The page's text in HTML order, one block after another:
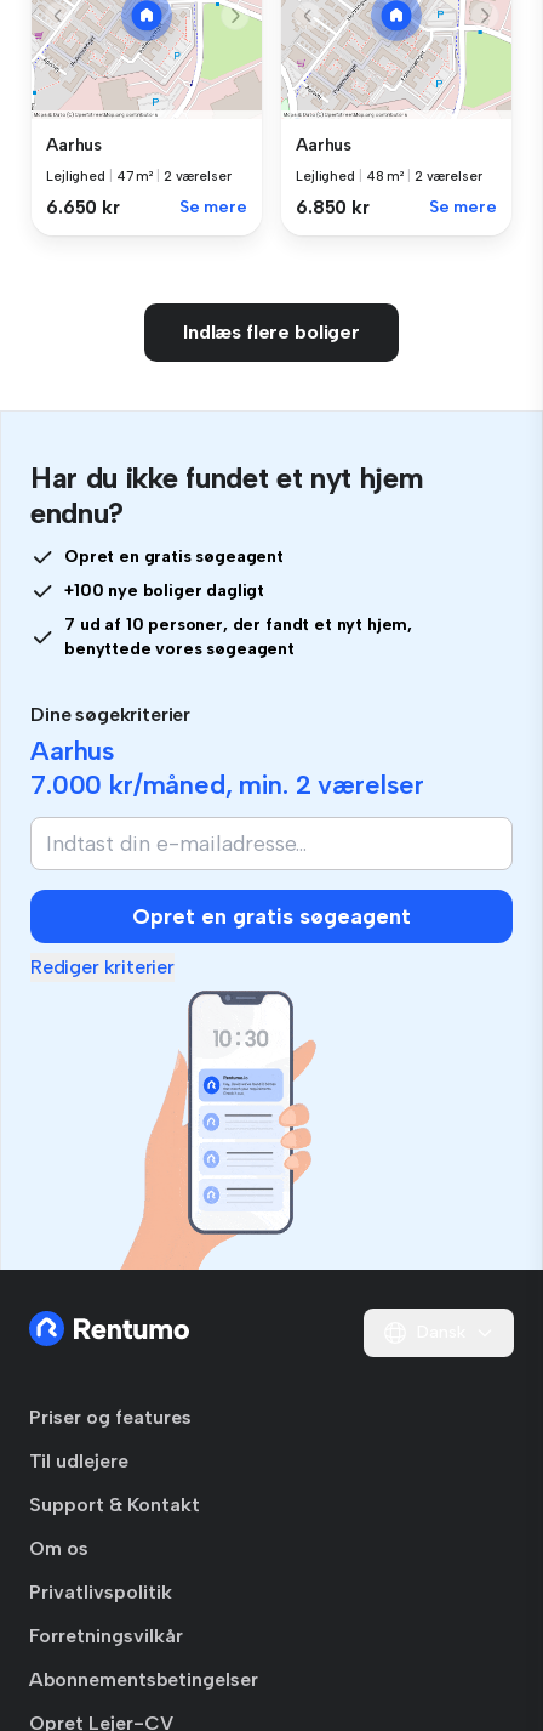
Aarhus
Lejlighed 47 m² 2 værelser
6.650 kr Se mere
Aarhus
Lejlighed 48 m² 2 værelser
6.850 kr Se mere
Indlæs flere boliger
Har du ikke fundet et nyt hjem
endnu?
Opret en gratis søgeagent
+100 nye boliger dagligt
7 ud af 10 personer, der fandt et nyt hjem,
benyttede vores søgeagent
Dine søgekriterier
Aarhus
7.000 kr/måned, min. 2 værelser
Opret en gratis søgeagent
Rediger kriterier
Priser og features
Til udlejere
Support & Kontakt
Om os
Privatlivspolitik
Forretningsvilkår
Abonnementsbetingelser
Opret Lejer-CV